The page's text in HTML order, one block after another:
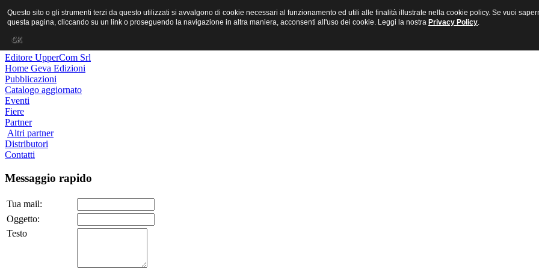
Geva Edizioni
Editore UpperCom Srl
Home Geva Edizioni
Pubblicazioni
Catalogo aggiornato
Eventi
Fiere
Partner
Altri partner
Distributori
Contatti
Messaggio rapido
Tua mail:
Oggetto:
Testo
Questo sito o gli strumenti terzi da questo utilizzati si avvalgono di cookie necessari al funzionamento ed utili alle finalità illustrate nella cookie policy. Se vuoi
questa pagina, cliccando su un link o proseguendo la navigazione in altra maniera, acconsenti all'uso dei cookie. Leggi la nostra Privacy Policy.
OK